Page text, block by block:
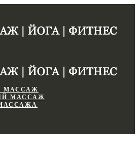
МАССАЖ
МАССАЖ